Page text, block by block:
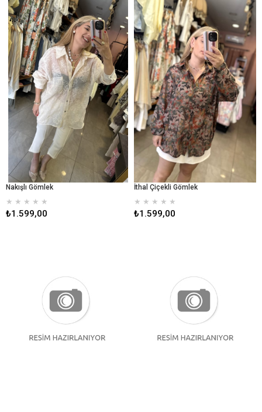
Nakışlı Gömlek
★ ★ ★ ★ ★
₺1.599,00
İthal Çiçekli Gömlek
★ ★ ★ ★ ★
₺1.599,00